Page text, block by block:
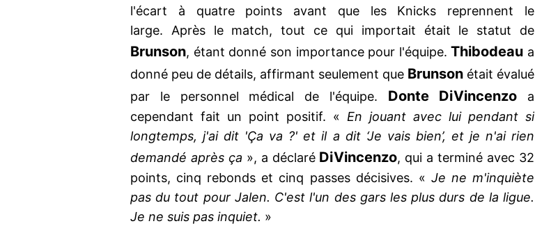
l'écart à quatre points avant que les Knicks reprennent le
large. Après le match, tout ce qui importait était le statut de
Brunson, étant donné son importance pour l'équipe.Thibodeau a
donné peu de détails, affirmant seulement que Brunson était évalué
par le personnel médical de l'équipe. Donte DiVincenzo a
cependant fait un point positif. « En jouant avec lui pendant si
longtemps, j'ai dit 'Ça va ?' et il a dit ‘Je vais bien’, et je n'ai rien
demandé après ça », a déclaré DiVincenzo, qui a terminé avec 32
points, cinq rebonds et cinq passes décisives. « Je ne m'inquiète
pas du tout pour Jalen. C'est l'un des gars les plus durs de la ligue.
Je ne suis pas inquiet. »